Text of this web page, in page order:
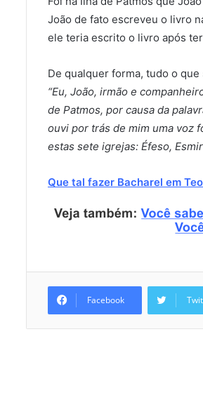
João de fato escreveu o livro
ele teria escrito o livro após
De qualquer forma, tudo o
“Eu, João, irmão e
de Patmos, por causa da
ouvi por trás de mim uma voz
estas sete igrejas: Éfeso,
Que tal fazer Bacharel em
Facebook